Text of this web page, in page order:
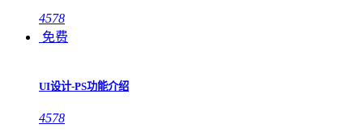
4578
免费
UI设计-PS功能介绍
4578